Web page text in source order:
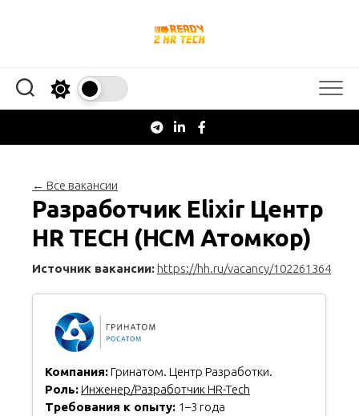
← Все вакансии
Разработчик Elixir Центр
HR TECH (HCM Атомкор)
Источник вакансии: https://hh.ru/vacancy/102261364
Компания:Гринатом. Центр Разработки.
Роль:Инженер/Разработчик HR-Tech
Требования к опыту: 1–3 года